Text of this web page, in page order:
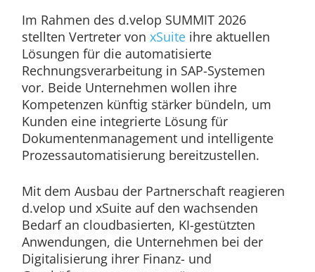
Im Rahmen des d.velop SUMMIT 2026
stellten Vertreter von xSuiteihre aktuellen
Lösungen für die automatisierte
Rechnungsverarbeitung in SAP-Systemen
vor. Beide Unternehmen wollen ihre
Kompetenzen künftig stärker bündeln, um
Kunden eine integrierte Lösung für
Dokumentenmanagement und intelligente
Prozessautomatisierung bereitzustellen.
Mit dem Ausbau der Partnerschaft reagieren
d.velop und xSuite auf den wachsenden
Bedarf an cloudbasierten, KI-gestützten
Anwendungen, die Unternehmen bei der
Digitalisierung ihrer Finanz- und